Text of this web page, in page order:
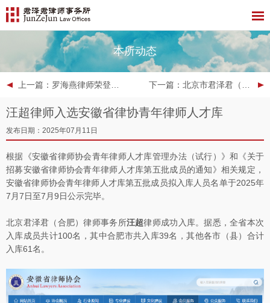
本所动态
上一篇 ：罗海燕律师荣登2025 ALB China 区域市场排名：西部地区律师新星榜单 下一篇 ：北京市君泽君（南京）律师事务所入驻江苏省数据交易所并获数据合规评估服务商认证
汪超律师入选安徽省律协青年律师人才库
发布日期：2025年07月11日
根据《安徽省律师协会青年律师人才库管理办法（试行）》和《关于
招募安徽省律师协会青年律师人才库第五批成员的通知》相关规定，
安徽省律师协会青年律师人才库第五批成员拟入库人员名单于2025年
7月7日至7月9日公示完毕。
北京君泽君（合肥）律师事务所汪超律师成功入库。据悉，全省本次
入库成员共计100名，其中合肥市共入库39名，其他各市（县）合计
入库61名。